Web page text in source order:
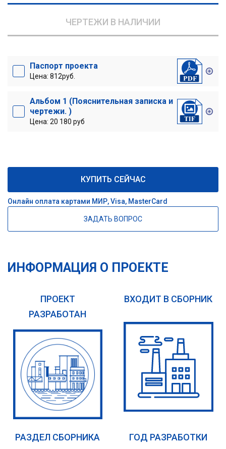
ЧЕРТЕЖИ В НАЛИЧИИ
Паспорт проекта
Цена: 812руб.
Альбом 1 (Пояснительная записка и
чертежи. )
Цена: 20 180 руб
КУПИТЬ СЕЙЧАС
Онлайн оплата картами МИР, Visa, MasterCard
ЗАДАТЬ ВОПРОС
ИНФОРМАЦИЯ О ПРОЕКТЕ
ПРОЕКТ
РАЗРАБОТАН
ВХОДИТ В СБОРНИК
РАЗДЕЛ СБОРНИКА ГОД РАЗРАБОТКИ